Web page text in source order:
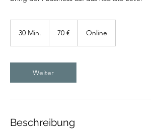
30 Min.
i
n
.
70 € Online
Weiter
Beschreibung